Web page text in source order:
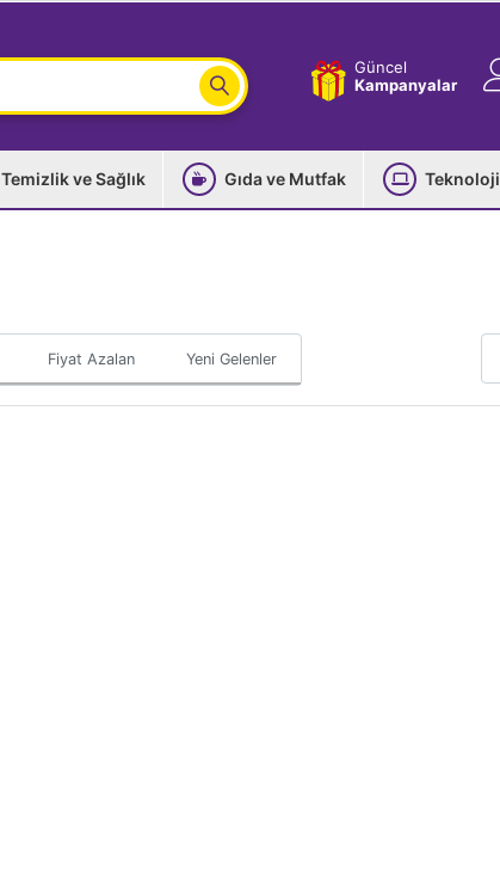
Güncel
Kampanyalar
Temizlik ve Sağlık Gıda ve Mutfak Teknoloji
Fiyat Azalan Yeni Gelenler